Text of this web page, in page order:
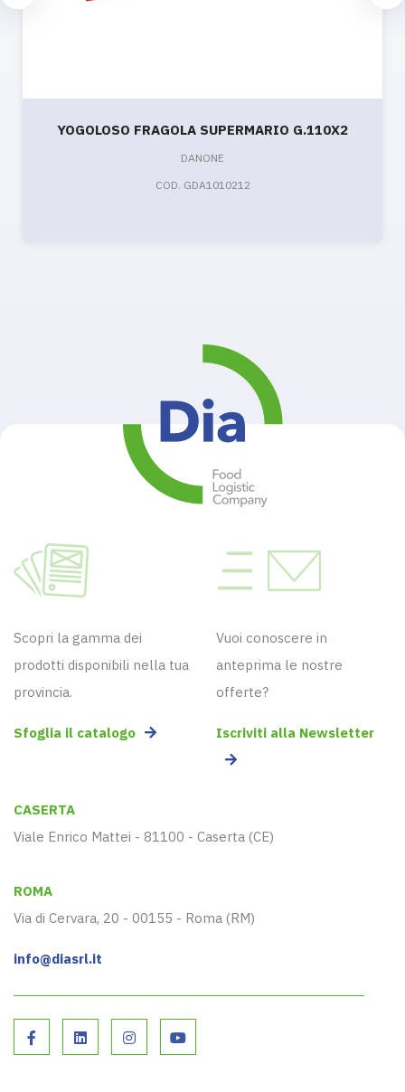
YOGOLOSO FRAGOLA SUPERMARIO G.110X2
DANONE
COD. GDA1010212
Scopri la gamma dei
prodotti disponibili nella tua
provincia.
Sfoglia il catalogo
Vuoi conoscere in
anteprima le nostre
offerte?
Iscriviti alla Newsletter
CASERTA
Viale Enrico Mattei - 81100 - Caserta (CE)
ROMA
Via di Cervara, 20 - 00155 - Roma (RM)
info@diasrl.it